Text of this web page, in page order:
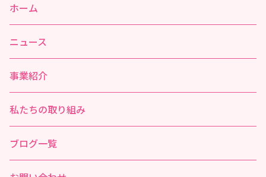
ホーム
ニュース
事業紹介
私たちの取り組み
ブログ一覧